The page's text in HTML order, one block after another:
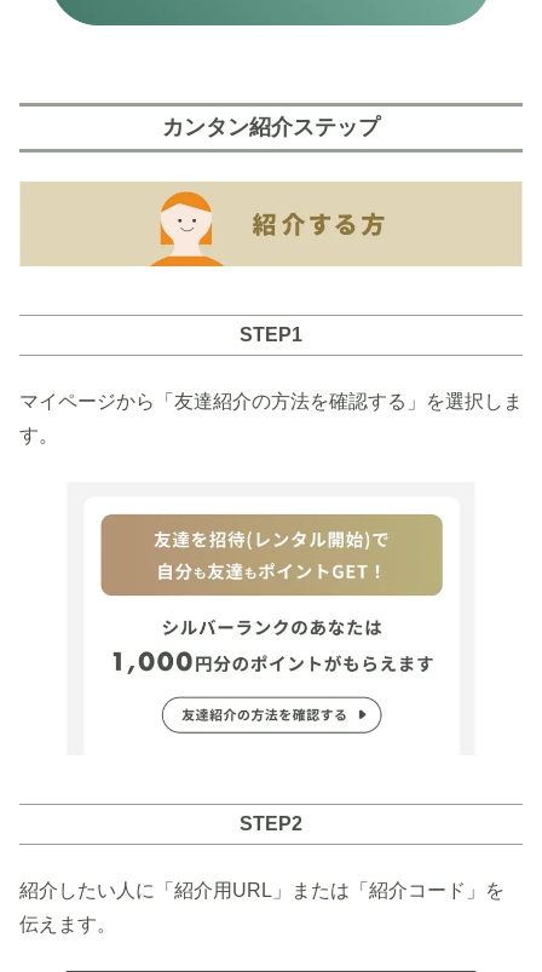
カンタン紹介ステップ
STEP1
マイページから「友達紹介の方法を確認する」を選択しま
す。
STEP2
紹介したい人に「紹介用URL」または「紹介コード」を
伝えます。